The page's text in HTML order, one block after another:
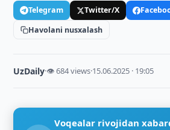
Telegram Twitter/X
Havolani nusxalash
UzDaily·👁 684 views·15.06.2025 · 19:05
Voqealar rivojidan